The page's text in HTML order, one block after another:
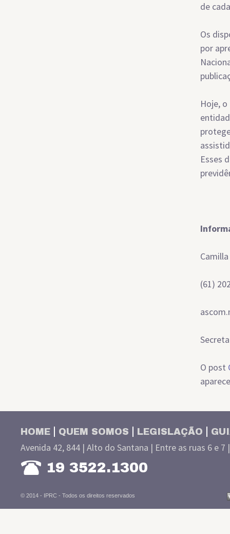
de
Os
por
Hoje,
Esses
(61)
O post
HOME QUEM SOMOS LEGISLAÇÃO
Avenida 42, 844 | Alto do Santana | Entre as ruas 6 e 7
19 3522.1300
© 2014 - IPRC - Todos os direitos reservados